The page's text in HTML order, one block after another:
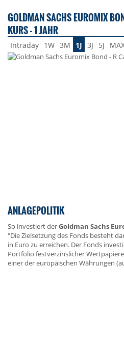
GOLDMAN SACHS EUROMIX
KURS - 1 JAHR
Intraday 1W 3M 1J 3J 5J
ANLAGEPOLITIK
So investiert derGoldman Sachs
"Die Zielsetzung des Fonds besteht
in Euro zu erreichen. Der Fonds
Portfolio festverzinslicher
einer der europäischen Währungen